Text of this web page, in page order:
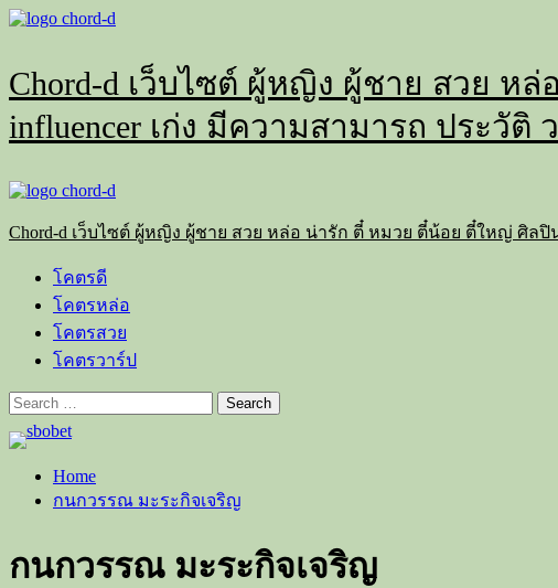
Skip
Chord-d เว็บไซต์ ผู้หญิง ผู้ชาย สวย
influencer เก่ง มีความสามารถ ประวั
Primary
Chord-d เว็บไซต์ ผู้หญิง ผู้ชาย สวย หล่อ น่ารัก ตี๋ หมวย ตี๋น้อย ตี๋ใหญ่ ศิล
โคตรดี
โคตรหล่อ
โคตรสวย
โคตรวาร์ป
Search
for:
Home
กนกวรรณ มะระกิจเจริญ
กนกวรรณ มะระกิจเจริญ